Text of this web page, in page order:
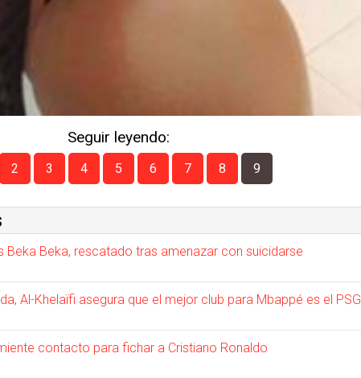
Seguir leyendo:
2 3 4 5 6 7 8 9
Beka Beka, rescatado tras amenazar con suicidarse
Al-Khelaïfi asegura que el mejor club para Mbappé es el PSG
contacto para fichar a Cristiano Ronaldo